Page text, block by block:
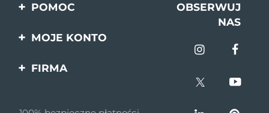
POMOC
Kontakt
OBSERWUJ
NAS
MOJE KONTO
FIRMA